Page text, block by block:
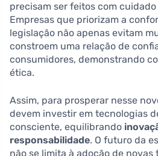
precisam ser feitos com
Empresas que priorizam a
legislação não apenas evitam
constroem uma relação de
consumidores, demonstrando
ética.
Assim, para prosperar nesse
devem investir em tecnologias
consciente, equilibrando
responsabilidade. O futuro da
não se limita à adoção de novas